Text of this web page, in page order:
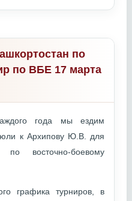
по
по ВБЕ 17 марта
года мы ездим
к Архипову Ю.В. для
восточно-боевому
графика турниров, в